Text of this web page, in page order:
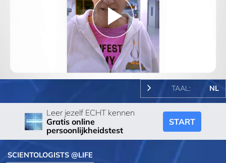
Play
Video
TAAL: NL
Leer jezelf ECHT kennen
Gratis online
persoonlijkheidstest
START
SCIENTOLOGISTS @LIFE